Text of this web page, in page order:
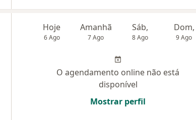
Hoje
6 Ago
Amanhã
7 Ago
Sáb,
8 Ago
Dom,
9 Ago
O agendamento online não está
disponível
Mostrar perfil